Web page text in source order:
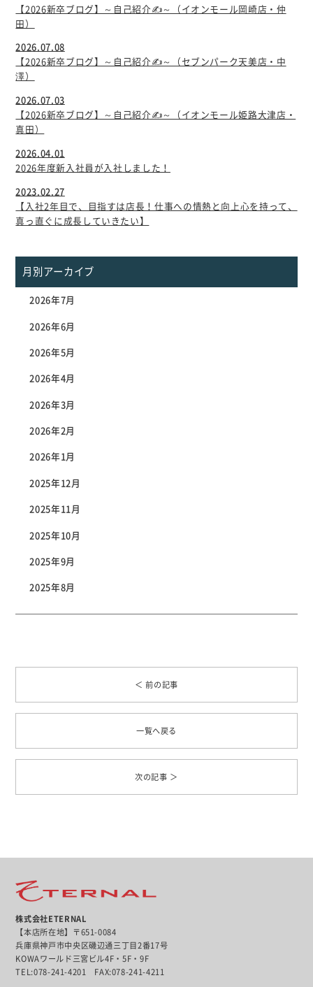
【2026新卒ブログ】～自己紹介✍～（イオンモール岡崎店・仲
田）
2026.07.08
【2026新卒ブログ】～自己紹介✍～（セブンパーク天美店・中
澤）
2026.07.03
【2026新卒ブログ】～自己紹介✍～（イオンモール姫路大津店・
真田）
2026.04.01
2026年度新入社員が入社しました！
2023.02.27
【入社2年目で、目指すは店長！仕事への情熱と向上心を持って、
真っ直ぐに成長していきたい】
月別アーカイブ
2026年7月
2026年6月
2026年5月
2026年4月
2026年3月
2026年2月
2026年1月
2025年12月
2025年11月
2025年10月
2025年9月
2025年8月
＜ 前の記事
一覧へ戻る
次の記事 ＞
株式会社ETERNAL
【本店所在地】〒651-0084
兵庫県神戸市中央区磯辺通三丁目2番17号
KOWAワールド三宮ビル4F・5F・9F
TEL:078-241-4201 FAX:078-241-4211